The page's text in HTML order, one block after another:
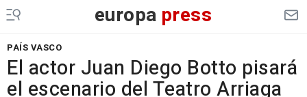
europa press
PAÍS VASCO
El actor Juan Diego Botto pisará
el escenario del Teatro Arriaga